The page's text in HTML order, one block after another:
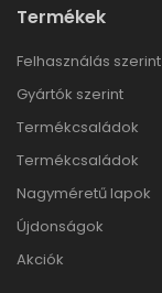
Termékek
Felhasználás szerint
Gyártók szerint
Termékcsaládok
Termékcsaládok
Nagyméretű lapok
Újdonságok
Akciók